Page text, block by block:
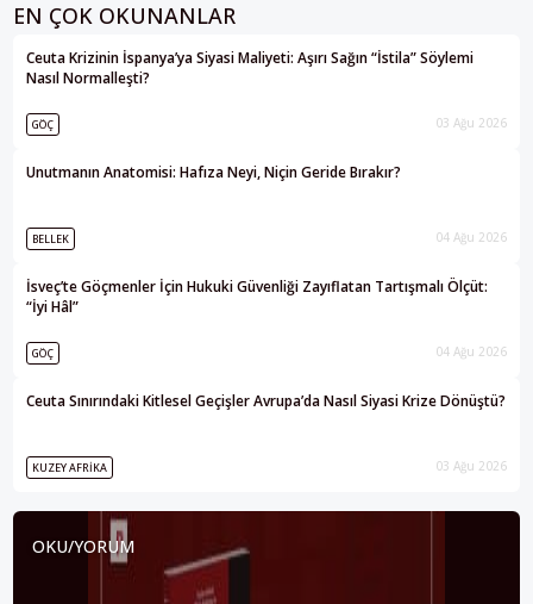
EN ÇOK OKUNANLAR
Ceuta Krizinin İspanya’ya Siyasi Maliyeti: Aşırı Sağın “İstila” Söylemi
Nasıl Normalleşti?
GÖÇ 03 Ağu 2026
Unutmanın Anatomisi: Hafıza Neyi, Niçin Geride Bırakır?
BELLEK 04 Ağu 2026
İsveç’te Göçmenler İçin Hukuki Güvenliği Zayıflatan Tartışmalı Ölçüt:
“İyi Hâl”
GÖÇ 04 Ağu 2026
Ceuta Sınırındaki Kitlesel Geçişler Avrupa’da Nasıl Siyasi Krize Dönüştü?
KUZEY AFRIKA 03 Ağu 2026
OKU/YORUM